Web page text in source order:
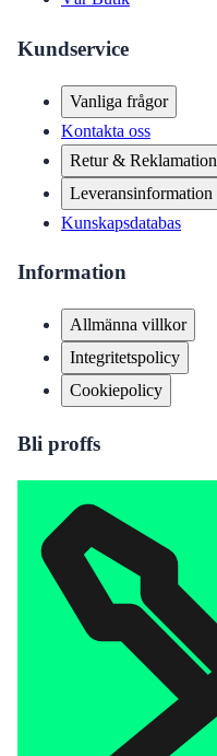
Kundservice
Vanliga frågor
Kontakta oss
Retur & Reklamation
Leveransinformation
Kunskapsdatabas
Information
Allmänna villkor
Integritetspolicy
Cookiepolicy
Bli proffs